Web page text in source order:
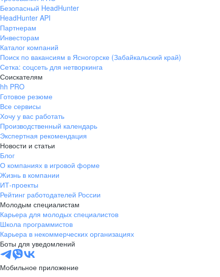
Безопасный HeadHunter
HeadHunter API
Партнерам
Инвесторам
Каталог компаний
Поиск по вакансиям в Ясногорске (Забайкальский край)
Сетка: соцсеть для нетворкинга
Соискателям
hh PRO
Готовое резюме
Все сервисы
Хочу у вас работать
Производственный календарь
Экспертная рекомендация
Новости и статьи
Блог
О компаниях в игровой форме
Жизнь в компании
ИТ-проекты
Рейтинг работодателей России
Молодым специалистам
Карьера для молодых специалистов
Школа программистов
Карьера в некоммерческих организациях
Боты для уведомлений
Мобильное приложение